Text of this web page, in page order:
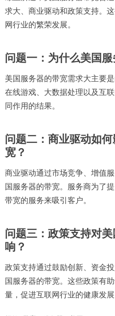
求大、商业驱动和政策支持。
网行业的繁荣发展。
问题一：为什么美国
美国服务器的带宽需求大主要
在线游戏、大数据处理以及互
同作用的结果。
问题二：商业驱动如
宽？
商业驱动通过市场竞争、增值
国服务器的带宽。服务商为了
带宽的服务来吸引客户。
问题三：政策支持对
响？
政策支持通过鼓励创新、资金
国服务器的带宽。这些政策有
量，促进互联网行业的健康发展